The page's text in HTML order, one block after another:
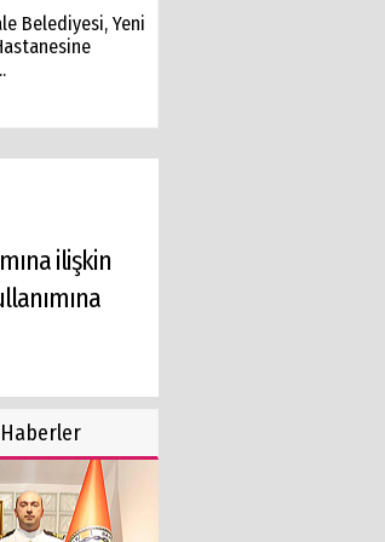
Belediyesi, Yeni
ilişkin